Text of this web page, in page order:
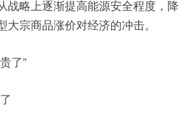
战略上逐渐提高能源安全程度，降
宗商品涨价对经济的冲击。
了”